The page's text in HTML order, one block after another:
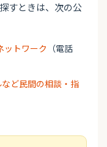
すときは、次の公
ットワーク （電話
ど民間の相談・指